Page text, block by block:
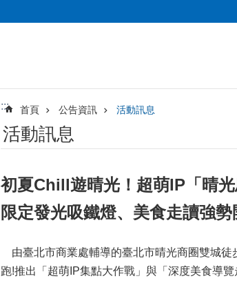
::: 首頁 公告資訊 活動訊息
活動訊息
初夏Chill遊晴光！超萌IP「晴
限定發光吸鐵燈、美食走讀強勢
由臺北市商業處輔導的臺北市晴光商圈雙城徒
跑!推出「超萌IP集點大作戰」與「深度美食導